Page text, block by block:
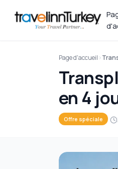
Page d'accueil
en 4
Offre spéciale